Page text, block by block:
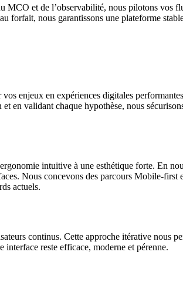
MCO et de l’observabilité, nous pilotons vos
forfait, nous garantissons une plateforme
enjeux en expériences digitales
en validant chaque hypothèse, nous
intuitive à une esthétique forte. En
Nous concevons des parcours Mobile-
actuels.
continus. Cette approche itérative nous
reste efficace, moderne et pérenne.